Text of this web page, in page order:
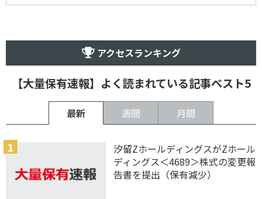
アクセスランキング
【大量保有速報】よく読まれている記事ベスト5
最新 週間 月間
汐留ZホールディングスがZホール
ディングス＜4689＞株式の変更報
告書を提出（保有減少）